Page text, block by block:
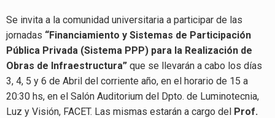
Se invita a la comunidad universitaria a participar de las
jornadas “Financiamiento y Sistemas de Participación
Pública Privada (Sistema PPP) para la Realización de
Obras de Infraestructura” que se llevarán a cabo los días
3, 4, 5 y 6 de Abril del corriente año, en el horario de 15 a
20:30 hs, en el Salón Auditorium del Dpto. de Luminotecnia,
Luz y Visión, FACET. Las mismas estarán a cargo del Prof.